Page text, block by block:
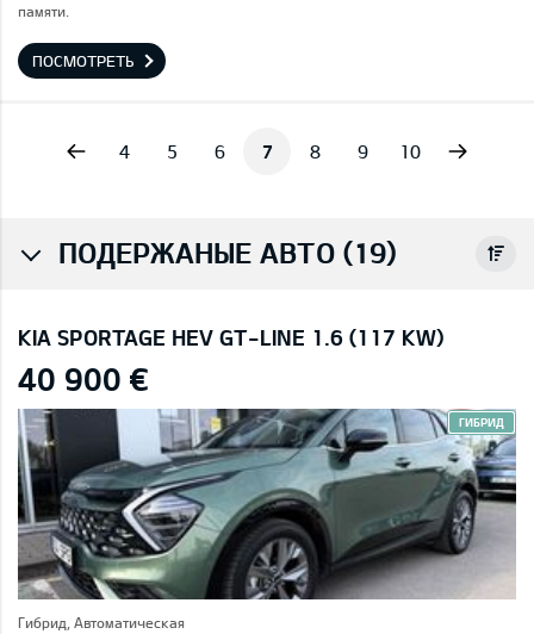
памяти.
ПОСМОТРЕТЬ
4 5 6 7 8 9 10
ПОДЕРЖАНЫЕ АВТО (19)
KIA SPORTAGE HEV GT-LINE 1.6 (117 KW)
40 900 €
ГИБРИД
Гибрид, Автоматическая